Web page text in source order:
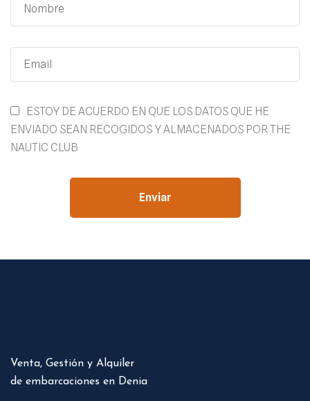
ESTOY DE ACUERDO EN QUE LOS DATOS QUE HE
ENVIADO SEAN RECOGIDOS Y ALMACENADOS POR THE
NAUTIC CLUB
Enviar
Venta, Gestión y Alquiler
de embarcaciones en Denia